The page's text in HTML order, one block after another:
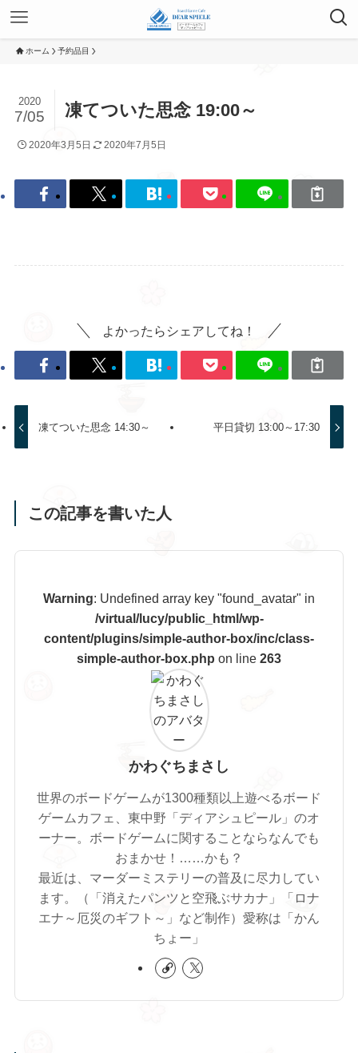
ホーム 予約品目
凍てついた思念 19:00～
2020
7/05
2020年3月5日 2020年7月5日
よかったらシェアしてね！
凍てついた思念 14:30～ 平日貸切 13:00～17:30
この記事を書いた人
Warning: Undefined array key "found_avatar" in
/virtual/lucy/public_html/wp-
content/plugins/simple-author-box/inc/class-
simple-author-box.php on line 263
かわぐちまさし
世界のボードゲームが1300種類以上遊べるボード
ゲームカフェ、東中野「ディアシュピール」のオ
ーナー。ボードゲームに関することならなんでも
おまかせ！……かも？
最近は、マーダーミステリーの普及に尽力してい
ます。（「消えたパンツと空飛ぶサカナ」「ロナ
エナ～厄災のギフト～」など制作）愛称は「かん
ちょー」